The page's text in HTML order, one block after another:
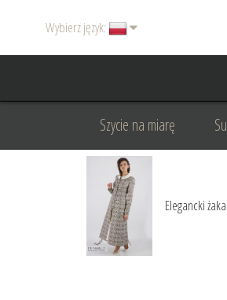
Wybierz język:
Szycie na miarę
Basic
Odzież wizytowa
Elegancki